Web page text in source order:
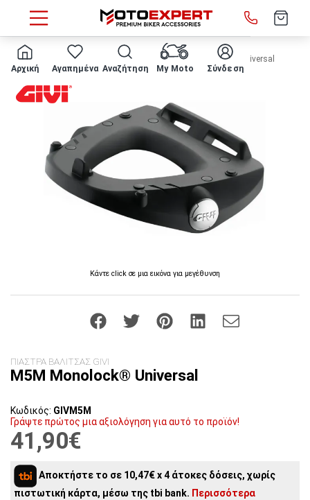
Αρχική Αγαπημένα Αναζήτηση My Moto Σύνδεση
ΠΙΑΣΤΡΑ ΒΑΛΙΤΣΑΣ GIVI - M5M Monolock® Universal
Κάντε click σε μια εικόνα για μεγέθυνση
ΠΙΑΣΤΡΑ ΒΑΛΙΤΣΑΣ GIVI
M5M Monolock® Universal
Κωδικός: GIVM5M
Γράψτε πρώτος μια αξιολόγηση για αυτό το προϊόν!
41,90€
Αποκτήστε το σε 10,47€ x 4 άτοκες δόσεις, χωρίς
πιστωτική κάρτα, μέσω της tbi bank. Περισσότερα